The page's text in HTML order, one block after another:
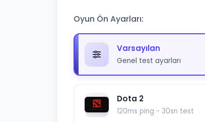
Oyun Ön Ayarları:
Varsayılan
Genel test ayarları
Dota 2
120ms ping - 30sn test